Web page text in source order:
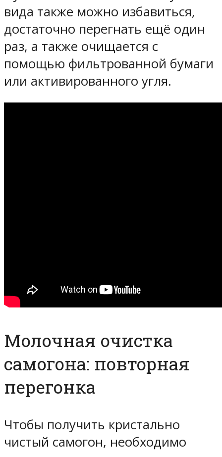
вида также можно избавиться,
достаточно перегнать ещё один
раз, а также очищается с
помощью фильтрованной бумаги
или активированного угля.
Молочная очистка
самогона: повторная
перегонка
Чтобы получить кристально
чистый самогон, необходимо